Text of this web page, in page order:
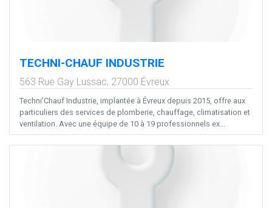
TECHNI-CHAUF INDUSTRIE
563 Rue Gay Lussac, 27000 Évreux
Techni’Chauf Industrie, implantée à Évreux depuis 2015, offre aux
particuliers des services de plomberie, chauffage, climatisation et
ventilation. Avec une équipe de 10 à 19 professionnels ex...